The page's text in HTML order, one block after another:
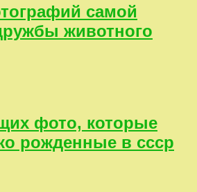
самой
животного
фото, которые
рожденные в ссср